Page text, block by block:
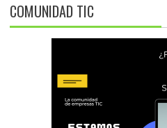
COMUNIDAD TIC